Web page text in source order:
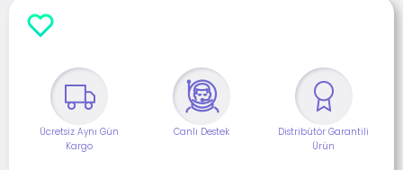
Ücretsiz Aynı Gün
Kargo
Canlı Destek
Distribütör Garantili
Ürün